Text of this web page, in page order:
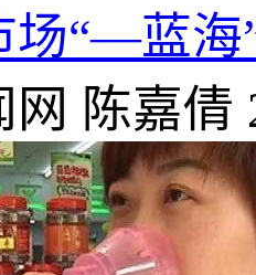
场“—蓝海
网 陈嘉倩